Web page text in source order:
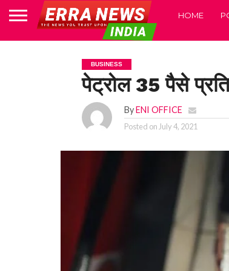
HOME
BUSINESS
पेट्रोल 35 पैसे
ByENI OFFICE
Posted on July 4, 2021